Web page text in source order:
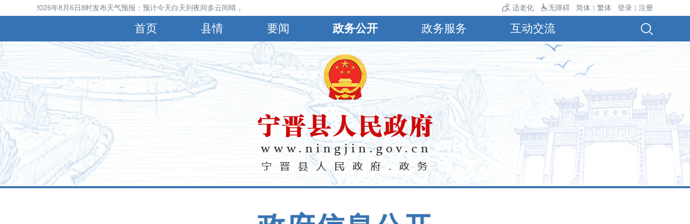
县气象台2026年8月6日8时发布天气预报：预计今天白天到夜间多云间晴，北风2～3级，最高气温37℃，最低气温27℃。 适老化 无障碍 简体 繁体 登录 注册
首页 县情 要闻 政务公开 政务服务 互动交流